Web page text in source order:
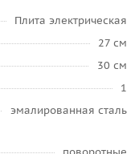
Плита электрическая
27 см
30 см
1
эмалированная сталь